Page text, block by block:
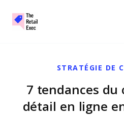
STRATÉGIE DE
7 tendances du
détail en ligne